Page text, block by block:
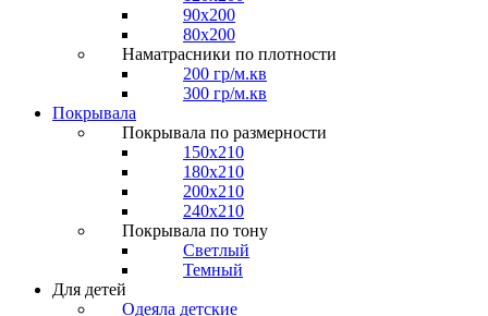
90x200
80x200
Наматрасники по плотности
200 гр/м.кв
300 гр/м.кв
Покрывала
Покрывала по размерности
150x210
180x210
200x210
240x210
Покрывала по тону
Светлый
Темный
Для детей
Одеяла детские